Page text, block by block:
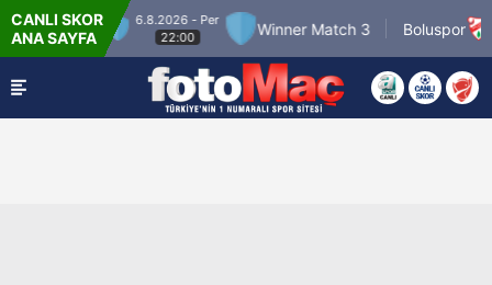
CANLI SKOR
ANA SAYFA
Match 2
6.8.2026 - Per
22:00
Winner Match 3 Boluspor